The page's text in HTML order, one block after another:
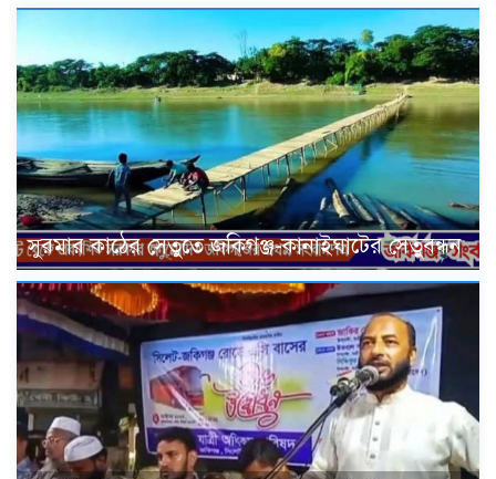
সুরমার কাঠের সেতুতে জকিগঞ্জ-কানাইঘাটের সেতুবন্ধন